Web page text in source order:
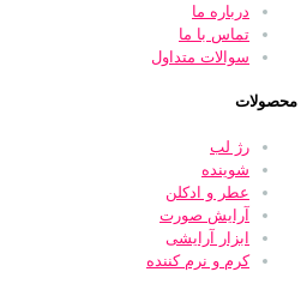
درباره ما
تماس با ما
سوالات متداول
محصولات
رژ لب
شوینده
عطر و ادکلن
آرایش صورت
ابزار آرایشی
کرم و نرم کننده